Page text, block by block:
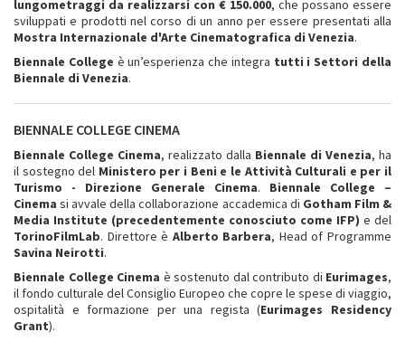
lungometraggi da realizzarsi con € 150.000, che possano essere
sviluppati e prodotti nel corso di un anno per essere presentati alla
Mostra Internazionale d'Arte Cinematografica di Venezia.
Biennale College è un’esperienza che integra tutti i Settori della
Biennale di Venezia.
BIENNALE COLLEGE CINEMA
Biennale College Cinema, realizzato dalla Biennale di Venezia, ha
il sostegno del Ministero per i Beni e le Attività Culturali e per il
Turismo - Direzione Generale Cinema. Biennale College –
Cinema si avvale della collaborazione accademica di Gotham Film &
Media Institute (precedentemente conosciuto come IFP) e del
TorinoFilmLab. Direttore è Alberto Barbera, Head of Programme
Savina Neirotti.
Biennale College Cinema è sostenuto dal contributo di Eurimages,
il fondo culturale del Consiglio Europeo che copre le spese di viaggio,
ospitalità e formazione per una regista (Eurimages Residency
Grant).